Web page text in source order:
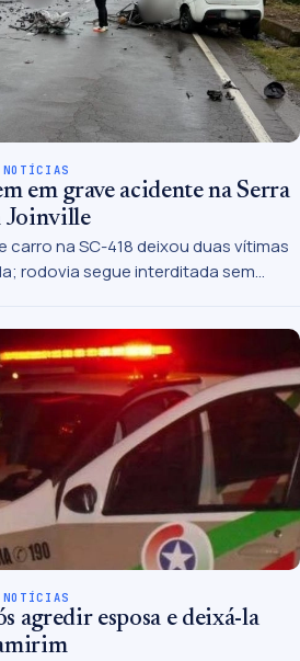
em grave acidente na Serra
Joinville
na SC-418 deixou duas vítimas
rodovia segue interditada sem
agredir esposa e deixá-la